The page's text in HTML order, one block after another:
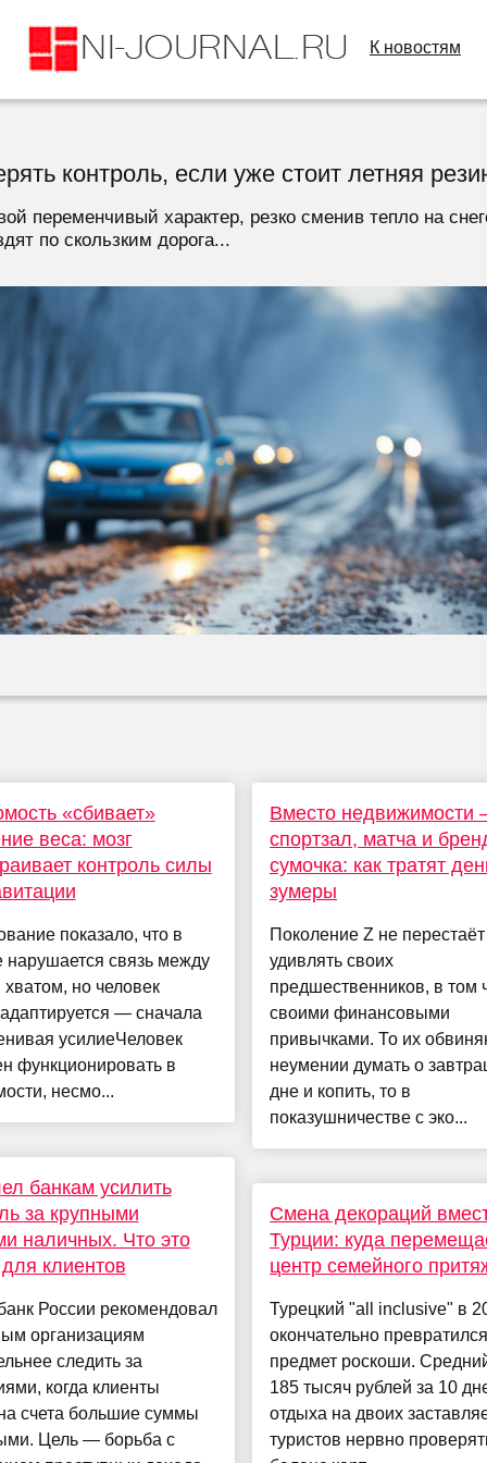
К новостям
контроль, если уже стоит летняя
переменчивый характер, резко сменив тепло на
по скользким дорога...
«сбивает»
веса: мозг
контроль силы
показало, что в
нарушается связь между
но человек
— сначала
усилиеЧеловек
функционировать в
несмо...
банкам усилить
за крупными
наличных. Что это
клиентов
России рекомендовал
организациям
следить за
когда клиенты
счета большие суммы
Цель — борьба с
Вместо недвижимости
спортзал, матча и
сумочка: как тратят
зумеры
Поколение Z не перестаёт
удивлять своих
предшественников, в том
своими финансовыми
привычками. То их
неумении думать о
дне и копить, то в
показушничестве с эко...
Смена декораций
Турции: куда
центр семейного
Турецкий "all inclusive" в
окончательно
предмет роскоши.
185 тысяч рублей за 10
отдыха на двоих
туристов нервно